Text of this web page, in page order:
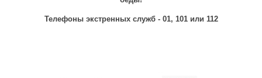
Телефоны экстренных служб - 01, 101 или 112